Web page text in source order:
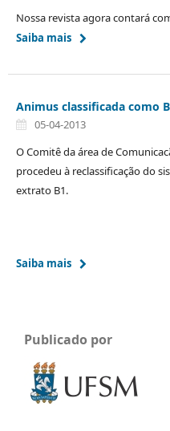
Nossa revista agora contará
Saiba mais
Animus classificada como
05-04-2013
O Comitê da área de
procedeu à reclassificação do
extrato B1.
Saiba mais
Publicado por